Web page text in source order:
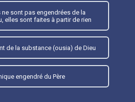
ne sont pas engendrées de la
elles sont faites à partir de rien
de la substance (ousia) de Dieu
engendré du Père